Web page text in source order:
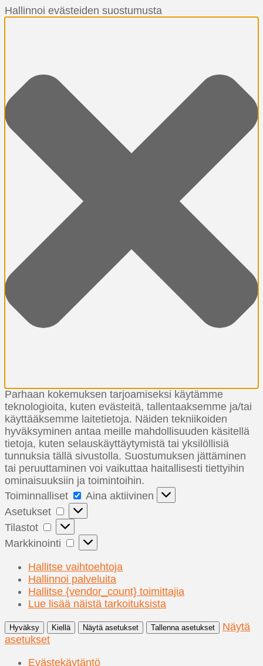
Hallinnoi evästeiden suostumusta
Parhaan kokemuksen tarjoamiseksi käytämme
teknologioita, kuten evästeitä, tallentaaksemme ja/tai
käyttääksemme laitetietoja. Näiden tekniikoiden
hyväksyminen antaa meille mahdollisuuden käsitellä
tietoja, kuten selauskäyttäytymistä tai yksilöllisiä
tunnuksia tällä sivustolla. Suostumuksen jättäminen
tai peruuttaminen voi vaikuttaa haitallisesti tiettyihin
ominaisuuksiin ja toimintoihin.
Toiminnalliset
Toiminnalliset
Aina aktiivinen
Asetukset
Asetukset
Tilastot
Tilastot
Markkinointi
Markkinointi
Hallitse vaihtoehtoja
Hallinnoi palveluita
Hallitse {vendor_count} toimittajia
Lue lisää näistä tarkoituksista
Hyväksy Kiellä Näytä asetukset Tallenna asetukset
Näytä
asetukset
Evästekäytäntö